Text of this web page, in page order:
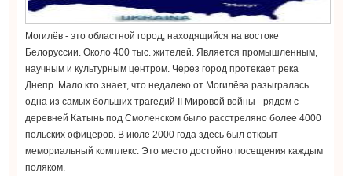
Могилёв - это областной город, находящийся на востоке
Белоруссии. Около 400 тыс. жителей. Является промышленным,
научным и культурным центром. Через город протекает река
Днепр. Мало кто знает, что недалеко от Могилёва разыгралась
одна из самых больших трагедий II Мировой войны - рядом с
деревней Катынь под Смоленском было расстреляно более 4000
польских офицеров. В июле 2000 года здесь был открыт
мемориальный комплекс. Это место достойно посещения каждым
поляком.